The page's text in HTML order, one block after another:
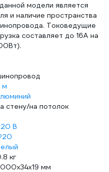
модели является
и наличие пространства
Токоведущие
составляет до 16А на
м
стену/на потолок
В
кг
мм